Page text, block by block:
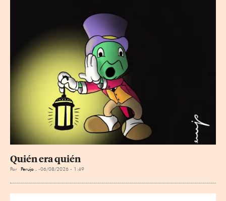
Quién era quién
Por Perujo . 06/08/2026 - 1:49